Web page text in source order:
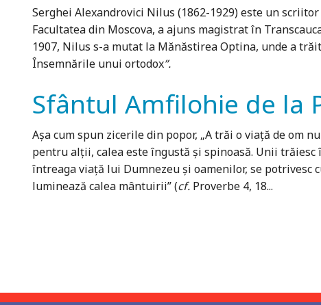
Serghei Alexandrovici Nilus (1862-1929) este un
Facultatea din Moscova, a ajuns magistrat în
1907, Nilus s-a mutat la Mănăstirea Optina, unde a
Însemnările unui ortodox”.
Sfântul Amfilohie de la
Aşa cum spun zicerile din popor, „A trăi o viaţă de om
pentru alţii, calea este îngustă şi spinoasă. Unii
întreaga viaţă lui Dumnezeu şi oamenilor, se potrivesc
luminează calea mântuirii” (cf. Proverbe 4, 18...